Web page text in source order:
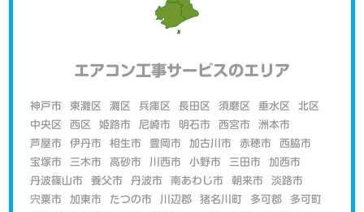
エアコン工事サービスのエリア
神戸市 東灘区 灘区 兵庫区 長田区 須磨区 垂水区
北区
中央区
西区 姫路市 尼崎市 明石市 西宮市
洲本市
芦屋市
伊丹市 相生市 豊岡市 加古川市 赤穂市
西脇市
宝塚市
三木市 高砂市 川西市 小野市 三田市
加西市
丹波篠山市
養父市 丹波市 南あわじ市 朝来市
淡路市
宍粟市
加東市 たつの市 川辺郡 猪名川町 多可郡
多可町